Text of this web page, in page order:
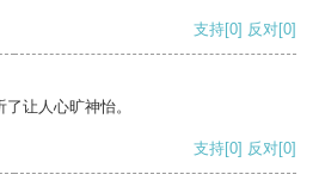
支持[0] 反对[0]
让人心旷神怡。
支持[0] 反对[0]